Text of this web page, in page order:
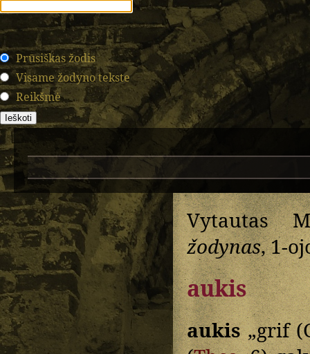
Prūsiškas žodis
Visame žodyno tekste
Reikšmė
Vytautas
žodynas, 1-
aukis
aukis„grif